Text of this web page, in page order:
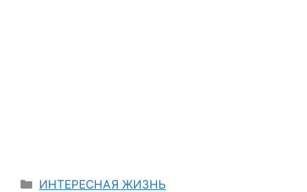
Categories
ИНТЕРЕСНАЯ ЖИЗНЬ